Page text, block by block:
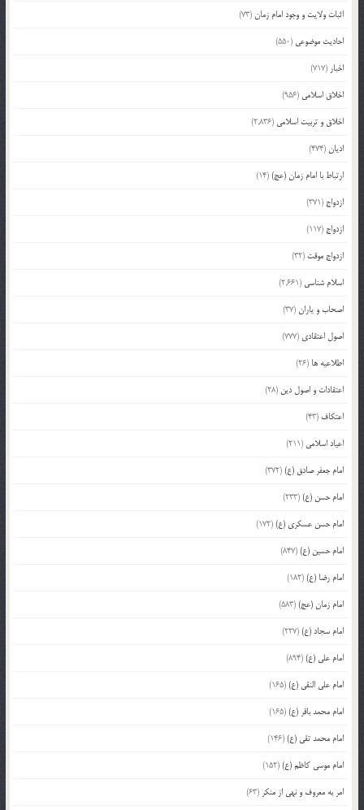
اثبات ولایت و وجود امام زمان (73)
احادیث موضوعی (550)
اخبار (717)
اخلاق اسلامی (956)
اخلاق و تربیت اسلامی (2,836)
ادیان (474)
ارتباط با امام زمان (عج)(14)
ازدواج (371)
ازدواج (117)
ازدواج موقت (32)
اسلام شناسی (2,661)
اصحاب و یاران (37)
اصول اعتقادی (777)
اطلاعیه ها (26)
اعتقادات و اصول دین (28)
اعتکاف (43)
اعیاد اسلامی (211)
امام جعفر صادق (ع)(372)
امام حسن (ع)(233)
امام حسن عسکری (ع)(172)
امام حسین (ع)(847)
امام رضا (ع)(182)
امام زمان (عج)(583)
امام سجاد (ع)(227)
امام علی (ع)(894)
امام علی النقی (ع)(165)
امام محمد باقر (ع)(165)
امام محمد تقی (ع)(146)
امام موسی کاظم (ع)(152)
امر به معروف و نهی از منکر (63)